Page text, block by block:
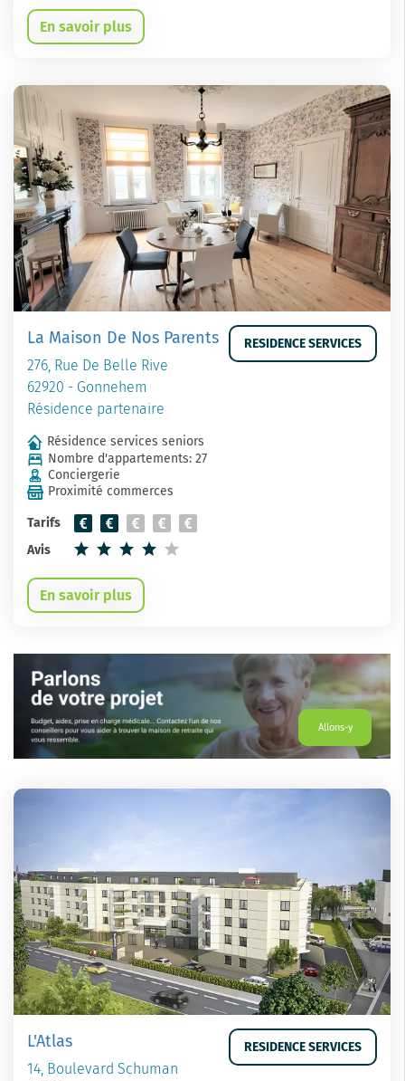
En savoir plus
La Maison De Nos Parents
276, Rue De Belle Rive
62920 - Gonnehem
Résidence partenaire
RESIDENCE SERVICES
Résidence services seniors
Nombre d'appartements: 27
Conciergerie
Proximité commerces
Tarifs
Avis
En savoir plus
Allons-y
L'Atlas
14, Boulevard Schuman
RESIDENCE SERVICES